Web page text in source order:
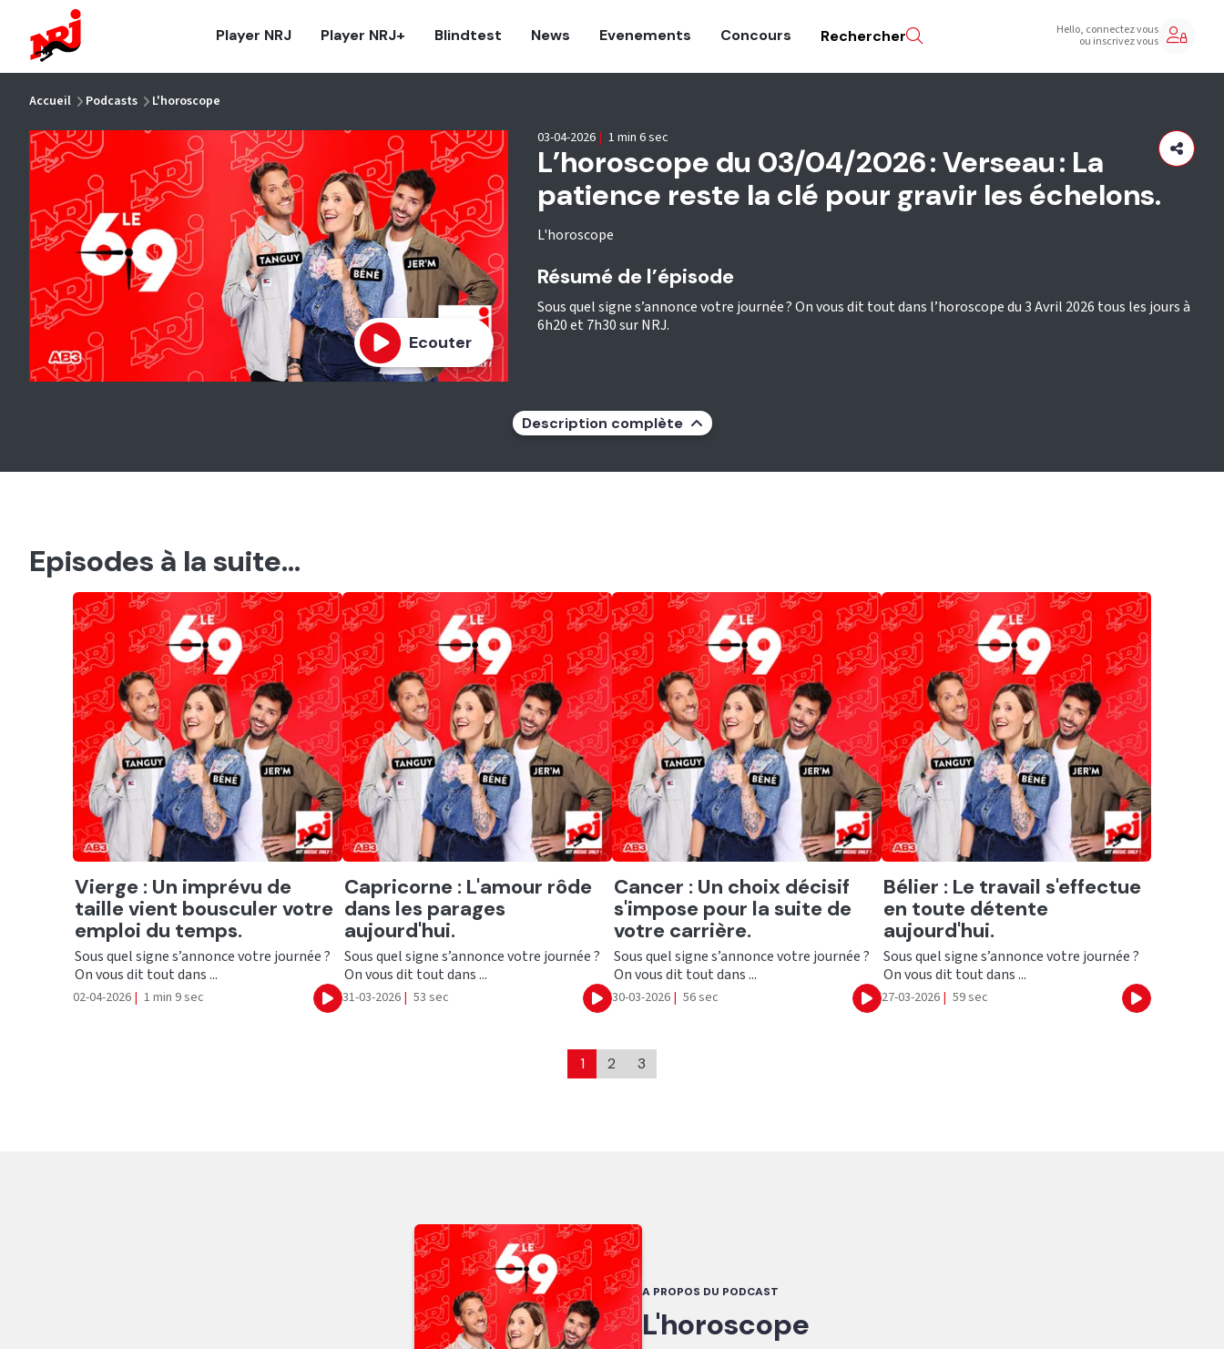
Player NRJ Player NRJ+ Blindtest News Evenements Concours Rechercher Hello, connectez vous
ou inscrivez vous
Accueil Podcasts L'horoscope
Ecouter
L’horoscope du 03/04/2026 : Verseau : La
patience reste la clé pour gravir les échelons.
L'horoscope
03-04-2026 | 1 min 6 sec
Résumé de l’épisode
Sous quel signe s’annonce votre journée ? On vous dit tout dans l’horoscope du 3 Avril 2026 tous les jours à
6h20 et 7h30 sur NRJ.
Description complète
Episodes à la suite...
Ecouter
Vierge : Un imprévu de
taille vient bousculer votre
emploi du temps.
Sous quel signe s’annonce votre journée ?
On vous dit tout dans ...
02-04-2026 | 1 min 9 sec Ecouter
Ecouter
Capricorne : L'amour rôde
dans les parages
aujourd'hui.
Sous quel signe s’annonce votre journée ?
On vous dit tout dans ...
31-03-2026 | 53 sec Ecouter
Ecouter
Cancer : Un choix décisif
s'impose pour la suite de
votre carrière.
Sous quel signe s’annonce votre journée ?
On vous dit tout dans ...
30-03-2026 | 56 sec Ecouter
Ecouter
Bélier : Le travail s'effectue
en toute détente
aujourd'hui.
Sous quel signe s’annonce votre journée ?
On vous dit tout dans ...
27-03-2026 | 59 sec Ecouter
1 2 3
A PROPOS DU PODCAST
L'horoscope